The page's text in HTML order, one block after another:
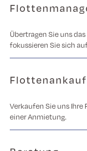
Übertragen Sie uns
fokussieren Sie sich
Flottenankauf
Verkaufen Sie uns
einer Anmietung.